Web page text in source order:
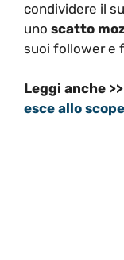
condividere il
uno scatto
suoi follower e
Leggi anche
esce allo